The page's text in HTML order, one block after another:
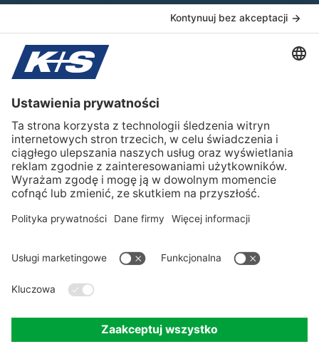
Broszury
Preferencje plików cookie